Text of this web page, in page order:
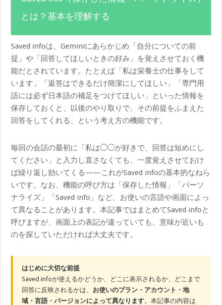
とは？基本を理解する
Saved infoは、Geminiにあらかじめ「自分についての前
提」や「回答してほしいときの好み」を覚えさせておく機
能だとされています。たとえば「私は栄養士の仕事をして
います」「返答はできるだけ簡潔にしてほしい」「専門用
語には必ず日本語の補足をつけてほしい」といった情報を
保存しておくと、以後のやり取りで、その前提をふまえた
回答をしてくれる、という考え方の機能です。
毎回の会話の最初に「私は◯◯が好きで、回答は短めにし
てください」と入力し直さなくても、一度覚えさせておけ
ば繰り返し効いてくる——これがSaved infoの基本的なねら
いです。なお、機能の呼び方は「保存した情報」「パーソ
ナライズ」「Saved info」など、お使いの言語や画面によっ
て異なることがあります。本記事ではまとめてSaved infoと
呼びますが、画面上の表記が違っていても、意味が近いも
のを探していただければ大丈夫です。
はじめに大切な前提
Saved infoが使えるかどうか、どこに表示されるか、どこまで
回答に反映されるかは、 お使いのプラン・アカウント・地
域・言語・バージョンによって異なります。本記事の内容は